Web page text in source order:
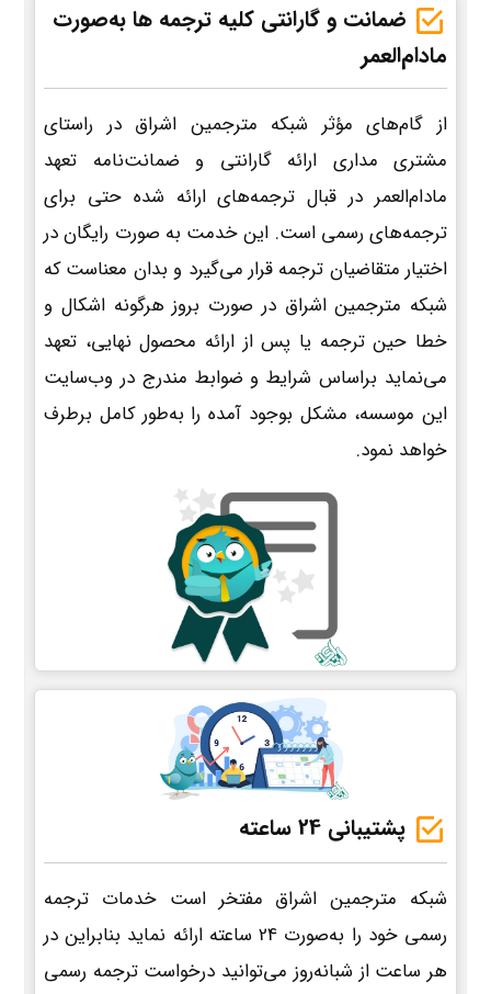
ضمانت و گارانتی کلیه ترجمه ها به‌صورت
مادام‌العمر
از گام‌های مؤثر شبکه مترجمین اشراق در راستای
مشتری مداری ارائه گارانتی و ضمانت‌نامه تعهد
مادام‌العمر در قبال ترجمه‌های ارائه شده حتی برای
ترجمه‌های رسمی است. این خدمت به صورت رایگان در
اختیار متقاضیان ترجمه قرار می‌گیرد و بدان معناست که
شبکه مترجمین اشراق در صورت بروز هرگونه اشکال و
خطا حین ترجمه یا پس از ارائه محصول نهایی، تعهد
می‌نماید براساس شرایط و ضوابط مندرج در وب‌سایت
این موسسه، مشکل بوجود آمده را به‌طور کامل برطرف
خواهد نمود.
پشتیبانی 24 ساعته
شبکه مترجمین اشراق مفتخر است خدمات ترجمه
رسمی خود را به‌صورت 24 ساعته ارائه نماید بنابراین در
هر ساعت از شبانه‌روز می‌توانید درخواست ترجمه رسمی